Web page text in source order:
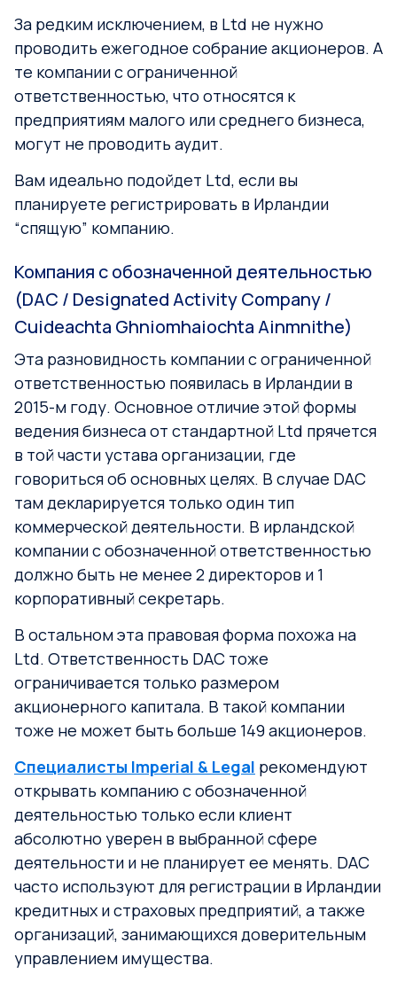
За редким исключением, в Ltd не нужно
проводить ежегодное собрание акционеров. А
те компании с ограниченной
ответственностью, что относятся к
предприятиям малого или среднего бизнеса,
могут не проводить аудит.
Вам идеально подойдет Ltd, если вы
планируете регистрировать в Ирландии
“спящую” компанию.
Компания с обозначенной деятельностью
(DAC / Designated Activity Company /
Cuideachta Ghniomhaiochta Ainmnithe)
Эта разновидность компании с ограниченной
ответственностью появилась в Ирландии в
2015-м году. Основное отличие этой формы
ведения бизнеса от стандартной Ltd прячется
в той части устава организации, где
говориться об основных целях. В случае DAC
там декларируется только один тип
коммерческой деятельности. В ирландской
компании с обозначенной ответственностью
должно быть не менее 2 директоров и 1
корпоративный секретарь.
В остальном эта правовая форма похожа на
Ltd. Ответственность DAC тоже
ограничивается только размером
акционерного капитала. В такой компании
тоже не может быть больше 149 акционеров.
Специалисты Imperial & Legal рекомендуют
открывать компанию с обозначенной
деятельностью только если клиент
абсолютно уверен в выбранной сфере
деятельности и не планирует ее менять. DAC
часто используют для регистрации в Ирландии
кредитных и страховых предприятий, а также
организаций, занимающихся доверительным
управлением имущества.